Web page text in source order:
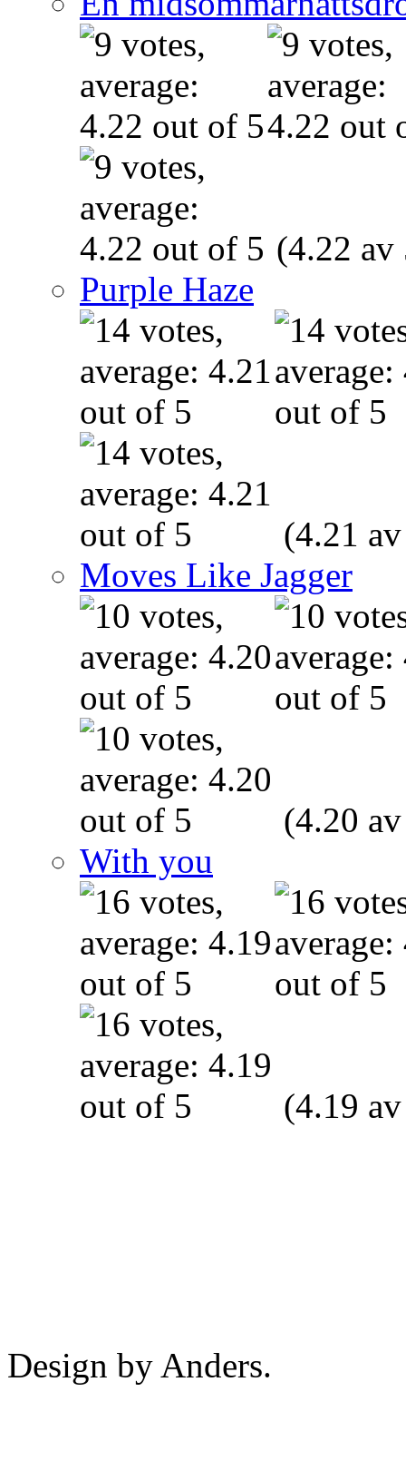
(4.22 av
Purple Haze
(4.21
Moves Like Jagger
(4.20
With you
(4.19
Design by Anders.